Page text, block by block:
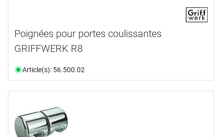
Poignées pour portes coulissantes
GRIFFWERK R8
Article(s): 56.500.02